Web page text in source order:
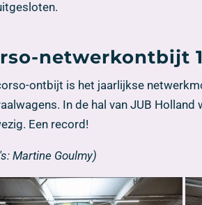
netwerkontbijt
ontbijt is het jaarlijkse
In de hal van JUB
Een record!
Martine Goulmy)